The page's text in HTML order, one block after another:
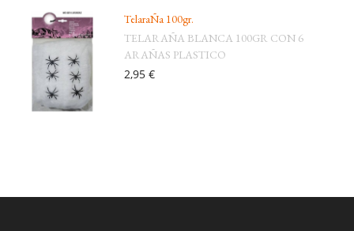
TelaraÑa 100gr.
TELARAÑA BLANCA 100GR CON 6
ARAÑAS PLASTICO
2,95 €